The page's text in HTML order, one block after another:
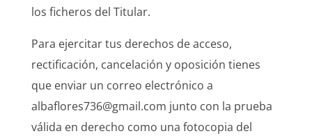
los ficheros del Titular.
Para ejercitar tus derechos de acceso,
rectificación, cancelación y oposición tienes
que enviar un correo electrónico a
albaflores736@gmail.com junto con la prueba
válida en derecho como una fotocopia del